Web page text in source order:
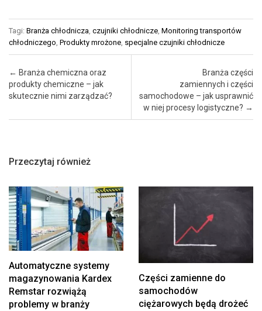
Tagi: Branża chłodnicza czujniki chłodnicze Monitoring transportów
chłodniczego Produkty mrożone specjalne czujniki chłodnicze
Post navigation
← Branża chemiczna oraz
produkty chemiczne – jak
skutecznie nimi zarządzać?
Branża części
zamiennych i części
samochodowe – jak usprawnić
w niej procesy logistyczne? →
Przeczytaj również
Automatyczne systemy
magazynowania Kardex
Remstar rozwiążą
problemy w branży
Części zamienne do
samochodów
ciężarowych będą drożeć